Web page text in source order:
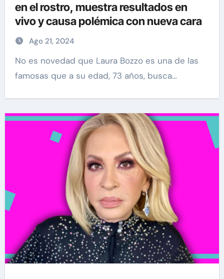
en el rostro, muestra resultados en
vivo y causa polémica con nueva cara
Ago 21, 2024
No es novedad que Laura Bozzo es una de las
famosas que a su edad, 73 años, busca…